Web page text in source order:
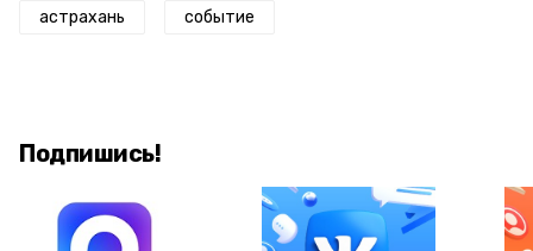
астрахань событие
Подпишись!